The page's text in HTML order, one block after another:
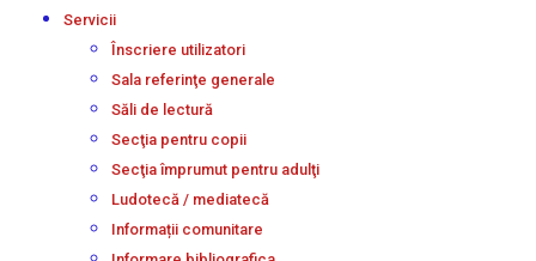
Servicii
Înscriere utilizatori
Sala referinţe generale
Săli de lectură
Secţia pentru copii
Secţia împrumut pentru adulţi
Ludotecă / mediatecă
Informații comunitare